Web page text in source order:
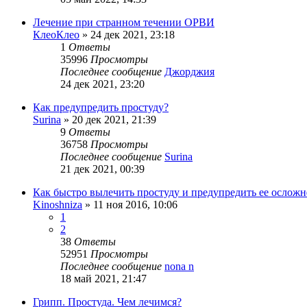
Лечение при странном течении ОРВИ
КлеоКлео » 24 дек 2021, 23:18
1 Ответы
35996 Просмотры
Последнее сообщение Джорджия
24 дек 2021, 23:20
Как предупредить простуду?
Surina » 20 дек 2021, 21:39
9 Ответы
36758 Просмотры
Последнее сообщение Surina
21 дек 2021, 00:39
Как быстро вылечить простуду и предупредить ее
Kinoshniza » 11 ноя 2016, 10:06
1
2
38 Ответы
52951 Просмотры
Последнее сообщение nona n
18 май 2021, 21:47
Грипп. Простуда. Чем лечимся?